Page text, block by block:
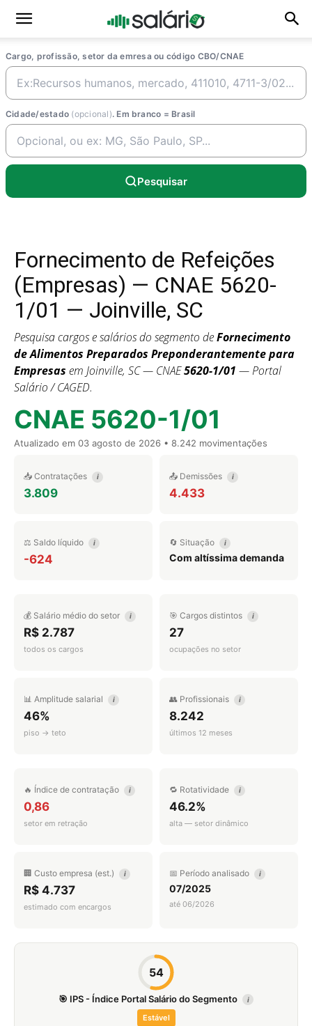
Cargo, profissão, setor da emresa ou código CBO/CNAE
Cidade/estado (opcional). Em branco = Brasil
Pesquisar
Fornecimento de Refeições
(Empresas) — CNAE 5620-
1/01 — Joinville, SC
Pesquisa cargos e salários do segmento deFornecimento
de Alimentos Preparados Preponderantemente para
Empresas em Joinville, SC — CNAE5620-1/01 — Portal
Salário / CAGED.
CNAE 5620-1/01
Atualizado em 03 agosto de 2026 • 8.242 movimentações
📥 Contratações i
3.809
📤 Demissões i
4.433
⚖️ Saldo líquido i
-624
🔄 Situação i
Com altíssima demanda
💰 Salário médio do setor i
R$ 2.787
todos os cargos
🎯 Cargos distintos i
27
ocupações no setor
📊 Amplitude salarial i
46%
piso → teto
👥 Profissionais i
8.242
últimos 12 meses
🔥 Índice de contratação i
0,86
setor em retração
🔁 Rotatividade i
46.2%
alta — setor dinâmico
🏢 Custo empresa (est.) i
R$ 4.737
estimado com encargos
📅 Período analisado i
07/2025
até 06/2026
54
🎯 IPS - Índice Portal Salário do Segmento i
Estável